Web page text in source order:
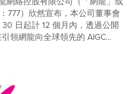
777）欣然宣布，本公司董事會
日起計 12 個月內，透過公開
領網龍向全球領先的 AIGC...